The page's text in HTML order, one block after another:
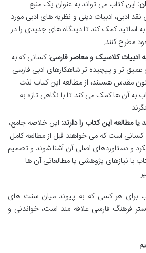
این کتاب می تواند به عنوان یک منبع
ادبی، ادبیات دینی و نظریه های ادبی مورد
به اساتید کمک کند تا دیدگاه های جدیدی را در
مطرح کنند.
ادبیات کلاسیک و معاصر فارسی:کسانی که به
عمیق تر و پیچیده تر شاهکارهای ادبی فارسی
مقدس هستند، از مطالعه این کتاب لذت
به آن ها کمک می کند تا با نگاهی تازه به
مطالعه این کتاب را دارند: این خلاصه جامع،
کسانی است که می خواهند قبل از مطالعه کامل
و دستاوردهای اصلی آن آشنا شوند و تصمیم
با نیازهای پژوهشی یا مطالعاتی آن ها
برای هر کسی که به پیوند میان سنت های
فرهنگ فارسی علاقه مند است، خواندنی و